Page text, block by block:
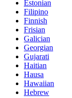
Estonian
Filipino
Finnish
Frisian
Galician
Georgian
Gujarati
Haitian
Hausa
Hawaiian
Hebrew